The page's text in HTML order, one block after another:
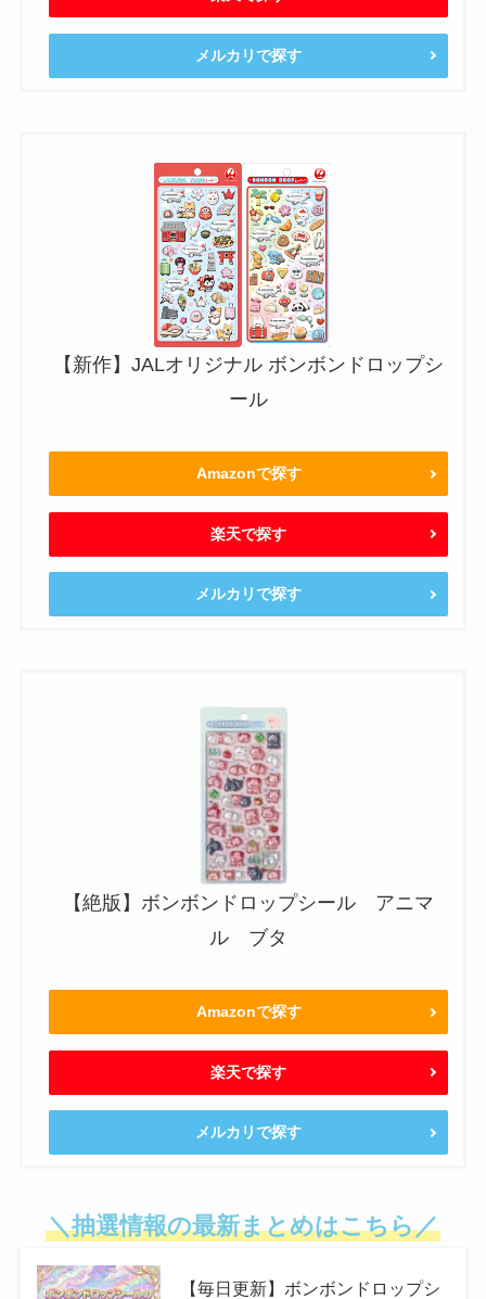
メルカリで探す
【新作】JALオリジナル ボンボンドロップシ
ール
Amazonで探す
楽天で探す
メルカリで探す
【絶版】ボンボンドロップシール アニマ
ル ブタ
Amazonで探す
楽天で探す
メルカリで探す
＼抽選情報の最新まとめはこちら／
【毎日更新】ボンボンドロップシ